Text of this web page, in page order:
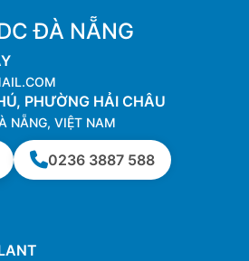
ĐÀ NẴNG
PHƯỜNG HẢI CHÂU
NẴNG, VIỆT NAM
0236 3887 588